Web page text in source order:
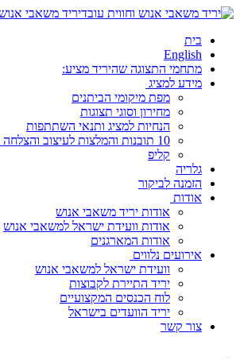
יריד משאבי
בית
English
מתחמי התצוגה שהיריד מציע:
מידע למציג
מפת מיקומי הביתנים
מחירון וסוגי תצוגות
הנחיות למציג ותנאי השתתפות
10 תובנות והמלצות לעיצוב והצלחה בתערוכה
קליפ
גלריה
הזמנה לביקור
אודות
אודות יריד משאבי אנוש
אודות וועידת ישראל למשאבי אנוש
אודות המארגנים
אירועים נלווים
וועידת ישראל למשאבי אנוש
יריד התיירת לקבוצות
לוח הכנסים המקצועיים
יריד הוועדים בישראל
צור קשר